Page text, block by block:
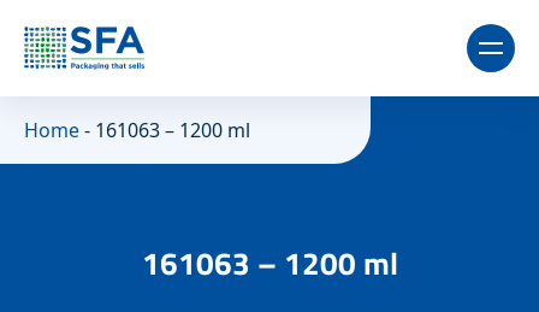
Home- 161063 – 1200 ml
161063 – 1200 ml